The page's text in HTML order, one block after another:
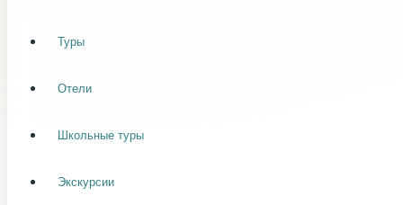
Хельсинки
Туры
Отели
Школьные туры
Экскурсии